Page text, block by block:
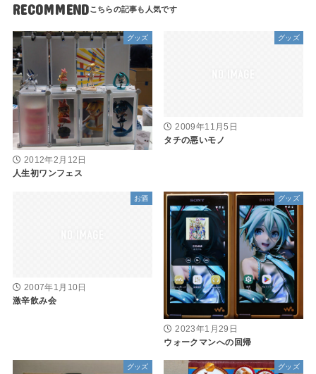
RECOMMEND
グッズ
2012年2月12日
人生初ワンフェス
グッズ
2009年11月5日
タチの悪いモノ
お酒
2007年1月10日
激辛飲み会
グッズ
2023年1月29日
ウォークマンへの回帰
グッズ グッズ